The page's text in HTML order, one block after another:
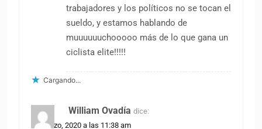
trabajadores y los políticos no se tocan el
sueldo, y estamos hablando de
muuuuuuchooooo más de lo que gana un
ciclista elite!!!!!
Cargando...
William Ovadía dice:
31 marzo, 2020 a las 11:38 am